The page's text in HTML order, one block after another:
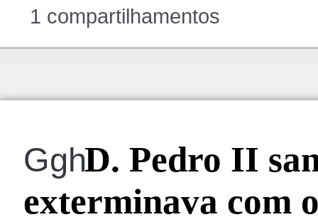
1 compartilhamentos
GghD. Pedro II
exterminava com